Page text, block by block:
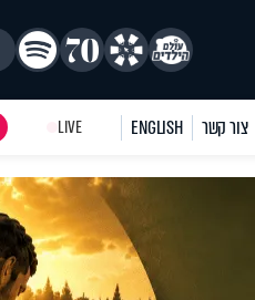
צור קשר ENGLISH
LIVE